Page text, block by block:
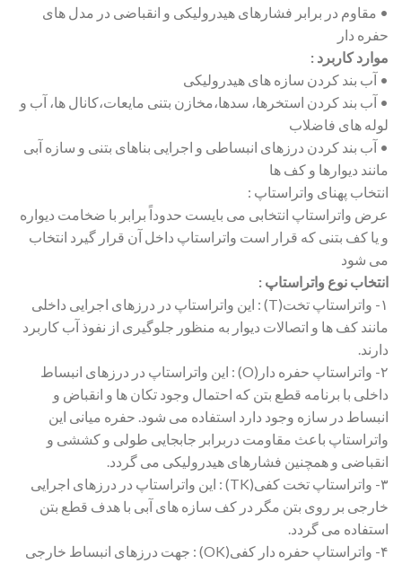
• مقاوم در برابر فشارهای هیدرولیکی و انقباضی در مدل های
حفره دار
موارد کاربرد :
• آب بند کردن سازه های هیدرولیکی
• آب بند کردن استخرها، سدها،مخازن بتنی مایعات،کانال ها، آب و
لوله های فاضلاب
• آب بند کردن درزهای انبساطی و اجرایی بناهای بتنی و سازه آبی
مانند دیوارها و کف ها
انتخاب پهنای واتراستاپ :
عرض واتراستاپ انتخابی می بایست حدوداً برابر با ضخامت دیواره
و یا کف بتنی که قرار است واتراستاپ داخل آن قرار گیرد انتخاب
می شود
انتخاب نوع واتراستاپ :
۱- واتراستاپ تخت(T) : این واتراستاپ در درزهای اجرایی داخلی
مانند کف ها و اتصالات دیوار به منظور جلوگیری از نفوذ آب کاربرد
دارند.
۲- واتراستاپ حفره دار(O) : این واتراستاپ در درزهای انبساط
داخلی با برنامه قطع بتن که احتمال وجود تکان ها و انقباض و
انبساط در سازه وجود دارد استفاده می شود. حفره میانی این
واتراستاپ باعث مقاومت دربرابر جابجایی طولی و کششی و
انقباضی و همچنین فشارهای هیدرولیکی می گردد.
۳- واتراستاپ تخت کفی(TK) : این واتراستاپ در درزهای اجرایی
خارجی بر روی بتن مگر در کف سازه های آبی با هدف قطع بتن
استفاده می گردد.
۴- واتراستاپ حفره دار کفی(OK) : جهت درزهای انبساط خارجی